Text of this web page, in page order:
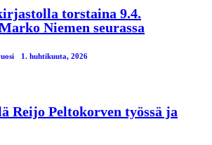
torstaina 9.4.
Niemen seurassa
1. huhtikuuta, 2026
Reijo Peltokorven työssä ja